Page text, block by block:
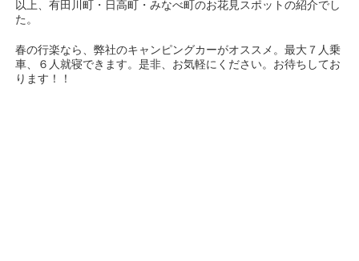
以上、有田川町・日高町・みなべ町のお花見スポットの紹介でし
た。
春の行楽なら、弊社のキャンピングカーがオススメ。最大７人乗
車、６人就寝できます。是非、お気軽にください。お待ちしてお
ります！！